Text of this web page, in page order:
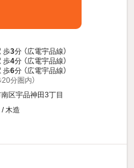
歩3分 （広電宇品線）
歩4分 （広電宇品線）
歩6分 （広電宇品線）
分圏内）
区宇品神田3丁目
木造